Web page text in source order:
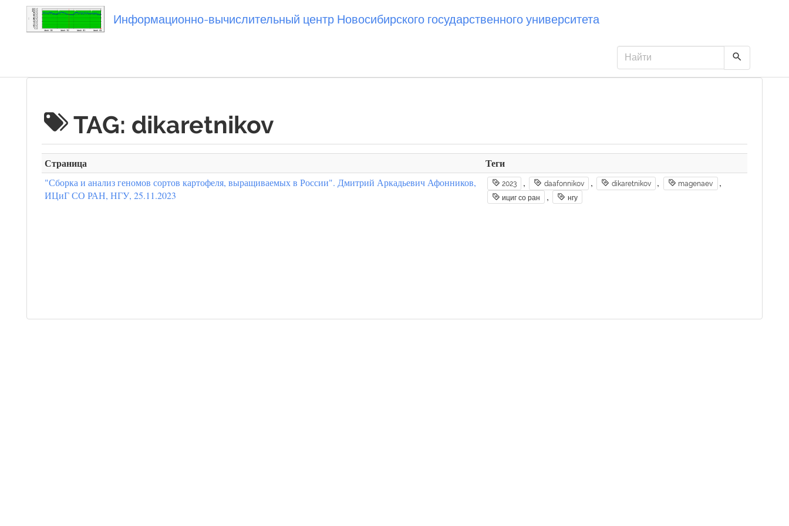
Информационно-вычислительный центр Новосибирского государственного университета
TAG: dikaretnikov
Страница Теги
"Сборка и анализ геномов сортов картофеля, выращиваемых в России". Дмитрий Аркадьевич Афонников,
ИЦиГ СО РАН, НГУ, 25.11.2023
2023 , daafonnikov , dikaretnikov , magenaev ,
ициг со ран , нгу